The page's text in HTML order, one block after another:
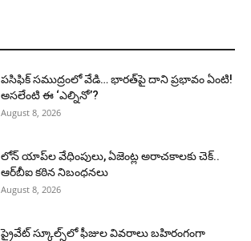
పసిఫిక్ సముద్రంలో వేడి… భారత్‌పై దాని ప్రభావం ఏంటి!
అసలేంటి ఈ ‘ఎల్నినో’?
August 8, 2026
లోన్ యాప్‌ల వేధింపులు, ఏజెంట్ల అరాచకాలకు చెక్..
ఆర్‌బీఐ కఠిన నిబంధనలు
August 8, 2026
ప్రైవేట్ స్కూల్స్‌లో ఫీజుల వివరాలు బహిరంగంగా